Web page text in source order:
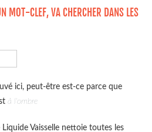
MOT-CLEF, VA CHERCHER DANS LES
ici, peut-être est-ce parce que
à l'ombre
Vaisselle nettoie toutes les